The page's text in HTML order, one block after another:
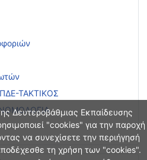
Δευτεροβάθμιας Εκπαίδευσης
"cookies" για την παροχή
να συνεχίσετε την περιήγησή
τη χρήση των "cookies".
ΤΑΚΤΙΚΟΣ